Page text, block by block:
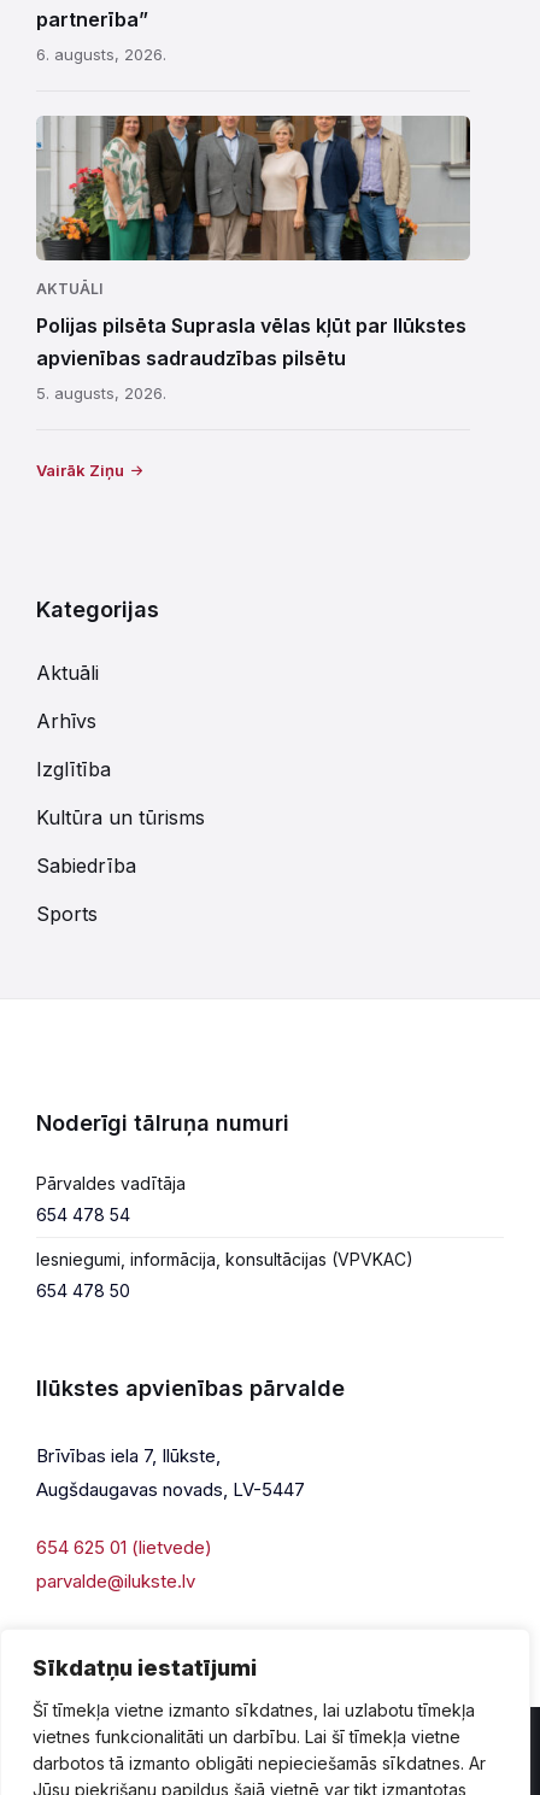
Sīkdatņu iestatījumi
Šī tīmekļa vietne izmanto sīkdatnes, lai uzlabotu tīmekļa
vietnes funkcionalitāti un darbību. Lai šī tīmekļa vietne
darbotos tā izmanto obligāti nepieciešamās sīkdatnes. Ar
Jūsu piekrišanu papildus šajā vietnē var tikt izmantotas
partnerība”
6. augusts, 2026.
AKTUĀLI
Polijas pilsēta Suprasla vēlas kļūt par Ilūkstes
apvienības sadraudzības pilsētu
5. augusts, 2026.
Vairāk Ziņu
Kategorijas
Aktuāli
Arhīvs
Izglītība
Kultūra un tūrisms
Sabiedrība
Sports
Noderīgi tālruņa numuri
Pārvaldes vadītāja
654 478 54
Iesniegumi, informācija, konsultācijas (VPVKAC)
654 478 50
Ilūkstes apvienības pārvalde
Brīvības iela 7, Ilūkste,
Augšdaugavas novads, LV-5447
654 625 01 (lietvede)
parvalde@ilukste.lv